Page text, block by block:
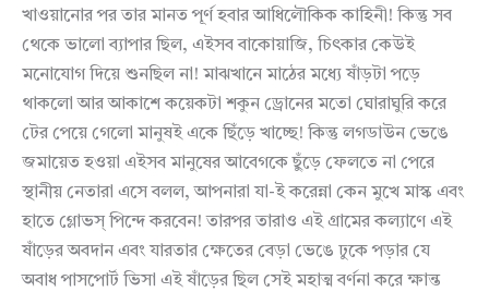
খাওয়ানোর পর তার মানত পূর্ণ হবার আধিলৌকিক কাহিনী! কিন্তু সব
থেকে ভালো ব্যাপার ছিল, এইসব বাকোয়াজি, চিৎকার কেউই
মনোযোগ দিয়ে শুনছিল না! মাঝখানে মাঠের মধ্যে ষাঁড়টা পড়ে
থাকলো আর আকাশে কয়েকটা শকুন ড্রোনের মতো ঘোরাঘুরি করে
টের পেয়ে গেলো মানুষই একে ছিঁড়ে খাচ্ছে! কিন্তু লগডাউন ভেঙে
জমায়েত হওয়া এইসব মানুষের আবেগকে ছুঁড়ে ফেলতে না পেরে
স্থানীয় নেতারা এসে বলল, আপনারা যা-ই করেন্না কেন মুখে মাস্ক এবং
হাতে গ্লোভস্‌ পিন্দে করবেন! তারপর তারাও এই গ্রামের কল্যাণে এই
ষাঁড়ের অবদান এবং যারতার ক্ষেতের বেড়া ভেঙে ঢুকে পড়ার যে
অবাধ পাসপোর্ট ভিসা এই ষাঁড়ের ছিল সেই মহাত্ম বর্ণনা করে ক্ষান্ত